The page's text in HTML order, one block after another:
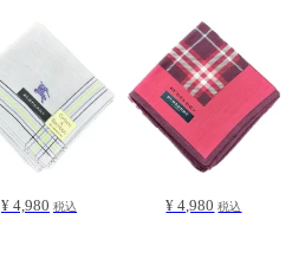
¥ 4,980 税込 ¥ 4,980 税込